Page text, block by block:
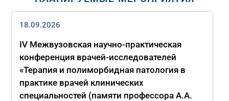
18.09.2026
IV Межвузовская научно-практическая
конференция врачей-исследователей
«Терапия и полиморбидная патология в
практике врачей клинических
специальностей (памяти профессора А.А.